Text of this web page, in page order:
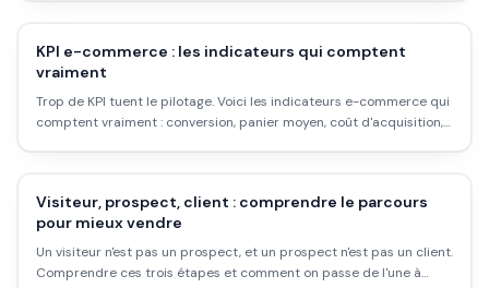
KPI e-commerce : les indicateurs qui comptent
vraiment
Trop de KPI tuent le pilotage. Voici les indicateurs e-commerce qui
comptent vraiment : conversion, panier moyen, coût d'acquisition,
Visiteur, prospect, client : comprendre le parcours
pour mieux vendre
Un visiteur n'est pas un prospect, et un prospect n'est pas un client.
Comprendre ces trois étapes et comment on passe de l'une à